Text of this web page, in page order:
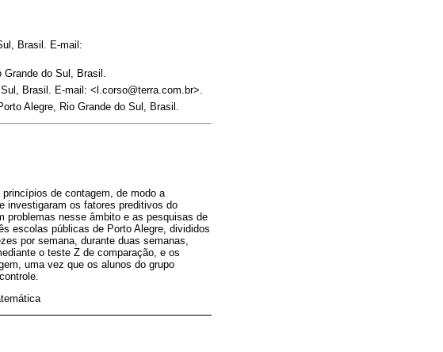
Brasil. E-mail:
Grande do Sul, Brasil.
Brasil. E-mail: <l.corso@terra.com.br>.
Alegre, Rio Grande do Sul, Brasil.
de contagem, de modo a
investigaram os fatores preditivos do
problemas nesse âmbito e as pesquisas de
escolas públicas de Porto Alegre, divididos
por semana, durante duas semanas,
o teste Z de comparação, e os
uma vez que os alunos do grupo